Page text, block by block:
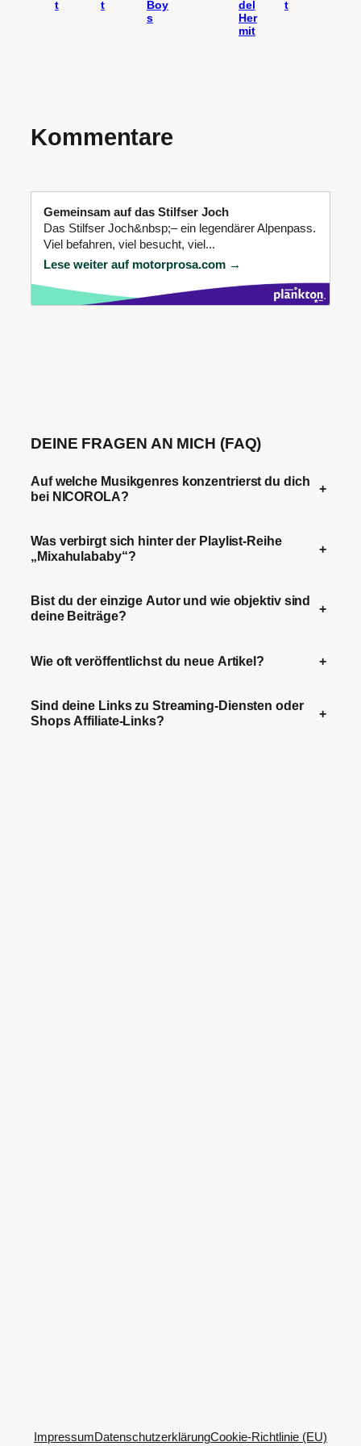
t t
Boy
s
del
Her
mit
t
Kommentare
Gemeinsam auf das Stilfser Joch
Das Stilfser Joch&nbsp;– ein legendärer Alpenpass.
Viel befahren, viel besucht, viel...
Lese weiter auf motorprosa.com →
DEINE FRAGEN AN MICH (FAQ)
Auf welche Musikgenres konzentrierst du dich
bei NICOROLA?
+
Was verbirgt sich hinter der Playlist-Reihe
„Mixahulababy“?
+
Bist du der einzige Autor und wie objektiv sind
deine Beiträge?
+
Wie oft veröffentlichst du neue Artikel? +
Sind deine Links zu Streaming-Diensten oder
Shops Affiliate-Links?
+
ImpressumDatenschutzerklärungCookie-Richtlinie (EU)